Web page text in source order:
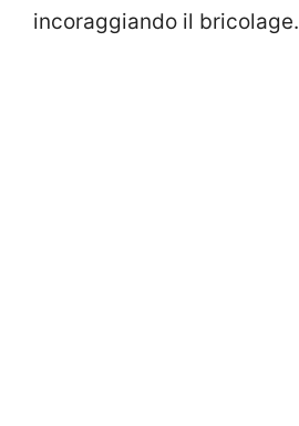
incoraggiando il bricolage.